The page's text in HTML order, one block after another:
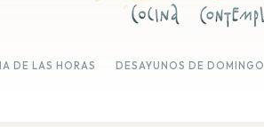
DE LAS HORAS DESAYUNOS DE DOMINGO